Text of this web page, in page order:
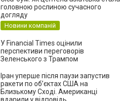
головною рослиною сучасного
догляду
Новини компаній
У Financial Times оцінили
перспективи переговорів
Зеленського з Трампом
Іран уперше після паузи запустив
ракети по обʼєктах США на
Близькому Сході. Американці